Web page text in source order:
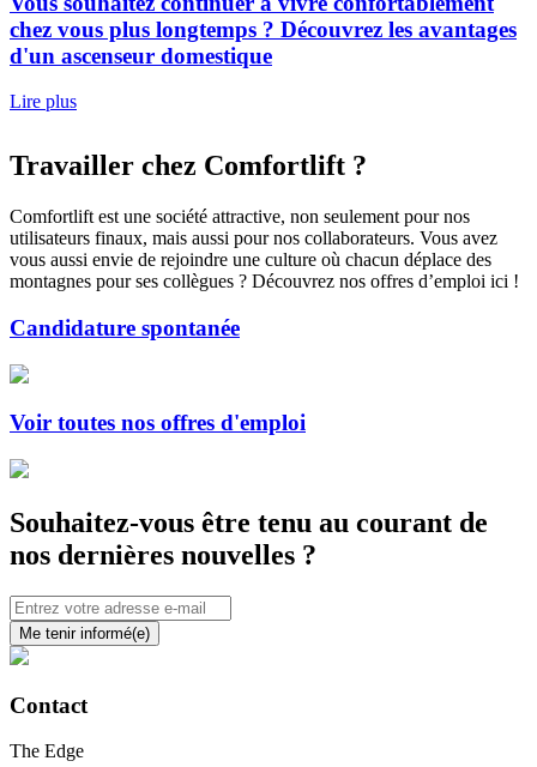
chez vous plus longtemps ? Découvrez les avantages
d'un ascenseur domestique
Lire plus
Travailler chez Comfortlift ?
Comfortlift est une société attractive, non seulement pour nos
utilisateurs finaux, mais aussi pour nos collaborateurs. Vous avez
vous aussi envie de rejoindre une culture où chacun déplace des
montagnes pour ses collègues ? Découvrez nos offres d’emploi ici !
Candidature spontanée
Voir toutes nos offres d'emploi
Souhaitez-vous être tenu au courant de
nos dernières nouvelles ?
Me tenir informé(e)
Contact
The Edge